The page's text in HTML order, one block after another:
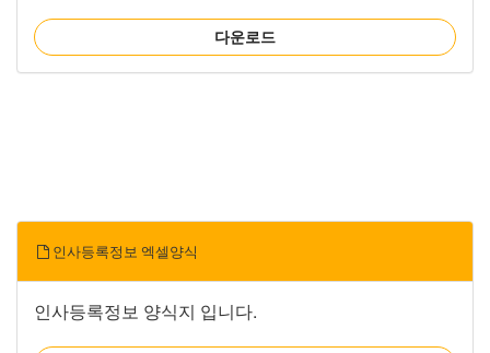
다운로드
인사등록정보 엑셀양식
인사등록정보 양식지 입니다.